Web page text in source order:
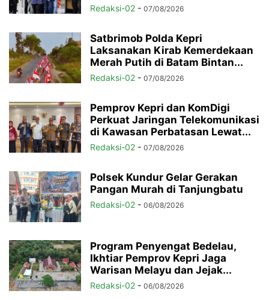
Redaksi-02 - 07/08/2026
Satbrimob Polda Kepri
Laksanakan Kirab Kemerdekaan
Merah Putih di Batam Bintan...
Redaksi-02 - 07/08/2026
Pemprov Kepri dan KomDigi
Perkuat Jaringan Telekomunikasi
di Kawasan Perbatasan Lewat...
Redaksi-02 - 07/08/2026
Polsek Kundur Gelar Gerakan
Pangan Murah di Tanjungbatu
Redaksi-02 - 06/08/2026
Program Penyengat Bedelau,
Ikhtiar Pemprov Kepri Jaga
Warisan Melayu dan Jejak...
Redaksi-02 - 06/08/2026